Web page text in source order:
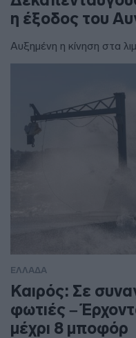
η έξοδος του
Αυξημένη η κίνηση στα
ΕΛΛΑΔΑ
Καιρός: Σε
φωτιές –
μέχρι 8 μποφόρ